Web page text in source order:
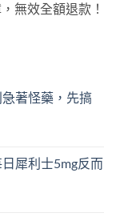
無效全額退款！
著怪藥，先搞
犀利士5mg反而